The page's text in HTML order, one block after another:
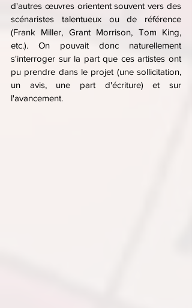
d'autres œuvres orientent souvent vers des
scénaristes talentueux ou de référence
(Frank Miller, Grant Morrison, Tom King,
etc.). On pouvait donc naturellement
s'interroger sur la part que ces artistes ont
pu prendre dans le projet (une sollicitation,
un avis, une part d'écriture) et sur
l'avancement.